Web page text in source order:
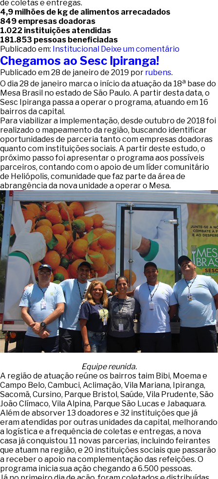
de coletas e entregas.
4,9 milhões de kg de alimentos arrecadados
849 empresas doadoras
1.022 instituições atendidas
181.853 pessoas beneficiadas
Publicado em: Institucional Deixe um comentário
Chegamos ao Sesc Ipiranga!
Publicado em28 de janeiro de 2019 por rubens.
O dia 28 de janeiro marca o início da atuação da 18a base do
Mesa Brasil no estado de São Paulo. A partir desta data, o
Sesc Ipiranga passa a operar o programa, atuando em 16
bairros da capital.
Para viabilizar a implementação, desde outubro de 2018 foi
realizado o mapeamento da região, buscando identificar
oportunidades de parceria tanto com empresas doadoras
quanto com instituições sociais. A partir deste estudo, o
próximo passo foi apresentar o programa aos possíveis
parceiros, contando com o apoio de um líder comunitário
de Heliópolis, comunidade que faz parte da área de
abrangência da nova unidade a operar o Mesa.
Equipe reunida.
A região de atuação reúne os bairros taim Bibi, Moema e
Campo Belo, Cambuci, Aclimação, Vila Mariana, Ipiranga,
Sacomã, Cursino, Parque Bristol, Saúde, Vila Prudente, São
João Clímaco, Vila Alpina, Parque São Lucas e Jabaquara.
Além de absorver 13 doadores e 32 instituições que já
eram atendidas por outras unidades da capital, melhorando
a logística e a frequência de coletas e entregas, a nova
casa já conquistou 11 novas parcerias, incluindo feirantes
que atuam na região, e 20 instituições sociais que passarão
a receber o apoio na complementação das refeições. O
programa inicia sua ação chegando a 6.500 pessoas.